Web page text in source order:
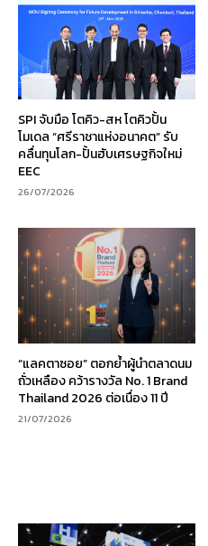
SPI จับมือ โตคิว-สห โตคิวปั้น
โมเดล “ศรีราชาแห่งอนาคต” รับ
คลื่นทุนโลก-ปั้นฮับเศรษฐกิจใหม่
EEC
26/07/2026
“แลคตาซอย” ตอกย้ำผู้นำตลาดนม
ถั่วเหลือง คว้ารางวัล No. 1 Brand
Thailand 2026 ต่อเนื่อง 11 ปี
21/07/2026